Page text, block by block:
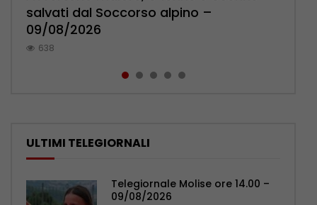
salvati dal Soccorso alpino –
09/08/2026
638
Marco Di Marcello a Katmandu –
09/08/2026
580
Carpinone – 09/08/2026
582
pressa la sindaca Forte – 09/08/2026
1.4K
contro il Celta Vigo – 09/08/2026
389
ULTIMI TELEGIORNALI
Telegiornale Molise ore 14.00 –
09/08/2026